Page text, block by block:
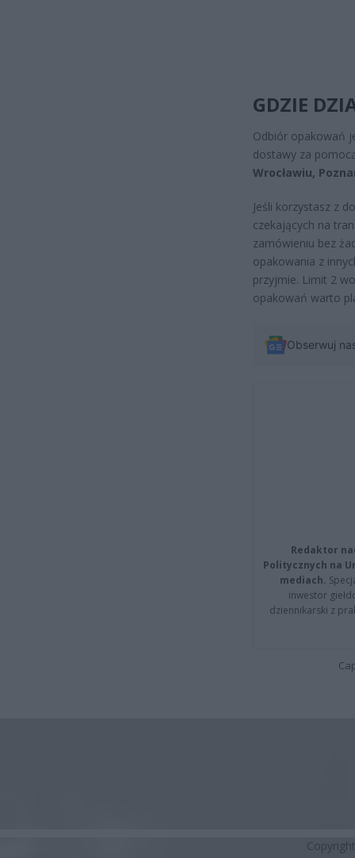
GDZIE
Odbiór opakowań
dostawy za
Wrocławiu,
Jeśli korzystasz z
czekających na
zamówieniu bez
opakowania z
przyjmie. Limit 2
opakowań warto
Obserwuj
Redaktor
Politycznych na
mediach.
inwestor
dziennikarski z